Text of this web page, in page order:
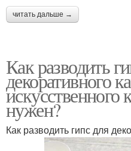
читать дальше →
Как разводить
декоративного
искусственного
нужен?
Как разводить гипс для